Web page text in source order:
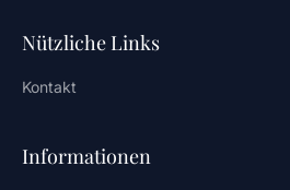
Nützliche Links
Kontakt
Informationen